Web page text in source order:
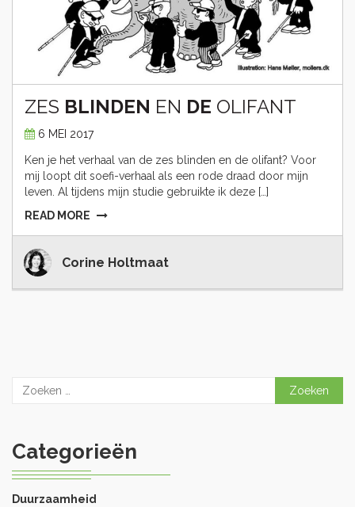
ZES BLINDEN EN DE OLIFANT
6 MEI 2017
Ken je het verhaal van de zes blinden en de olifant? Voor
mij loopt dit soefi-verhaal als een rode draad door mijn
leven. Al tijdens mijn studie gebruikte ik deze […]
READ MORE
Corine Holtmaat
Zoeken
Categorieën
Duurzaamheid